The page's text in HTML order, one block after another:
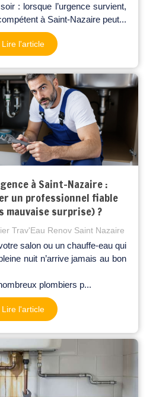
: lorsque l’urgence survient,
à Saint-Nazaire peut...
Lire l'article
à Saint-Nazaire :
un professionnel fiable
mauvaise surprise) ?
Trav'Eau Renov Saint Nazaire
salon ou un chauffe-eau qui
nuit n’arrive jamais au bon
plombiers p...
Lire l'article